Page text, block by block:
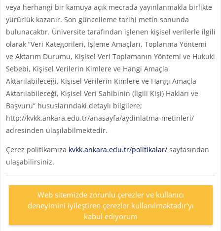
veya herhangi bir kamuya açık mecrada yayınlanmakla birlikte
yürürlük kazanır. Son güncelleme tarihi metin sonunda
bulunacaktır. Üniversite tarafından işlenen kişisel verilerle ilgili
olarak “Veri Kategorileri, İşleme Amaçları, Toplanma Yöntemi
ve Aktarım Durumu, Kişisel Veri Toplamanın Yöntemi ve Hukuki
Sebebi, Kişisel Verilerin Kimlere ve Hangi Amaçla
Aktarılabileceği, Kişisel Verilerin Kimlere ve Hangi Amaçla
Aktarılabileceği, Kişisel Veri Sahibinin (İlgili Kişi) Hakları ve
Başvuru” hususlarındaki detaylı bilgilere;
http://kvkk.ankara.edu.tr/anasayfa/aydinlatma-metinleri/
adresinden ulaşılabilmektedir.
Çerez politikamıza kvkk.ankara.edu.tr/politikalar/sayfasından
ulaşabilirsiniz.
Web sitemizde zorunlu çerezler ve kullanıcı
deneyimini iyileştiren çerezler kullanılmaktadır'yı
kabul ediyorum